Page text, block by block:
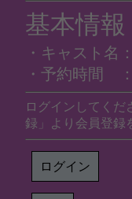
基本情報
・キャスト名
・予約時間
ログインしてくだ
録」より会員登録
ログイン